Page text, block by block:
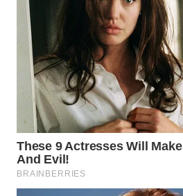
PURWAKARTA
WN
PRIANGAN
TIMUR
WN
SEMARANG
WN
SOLO